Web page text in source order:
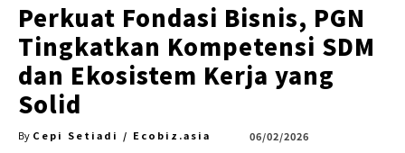
Perkuat Fondasi Bisnis, PGN
Tingkatkan Kompetensi SDM
dan Ekosistem Kerja yang
Solid
By Cepi Setiadi / Ecobiz.asia 06/02/2026